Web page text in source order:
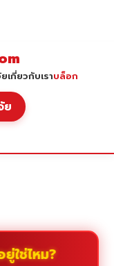
เกี่ยวกับเราบล็อก
ย
ใช่ไหม?